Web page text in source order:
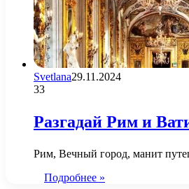
Svetlana29.11.2024
33
Разгадай Рим и
Рим, Вечный город, манит
Подробнее »